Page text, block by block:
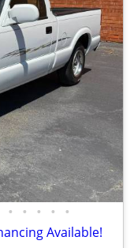
• • • • •
Available!